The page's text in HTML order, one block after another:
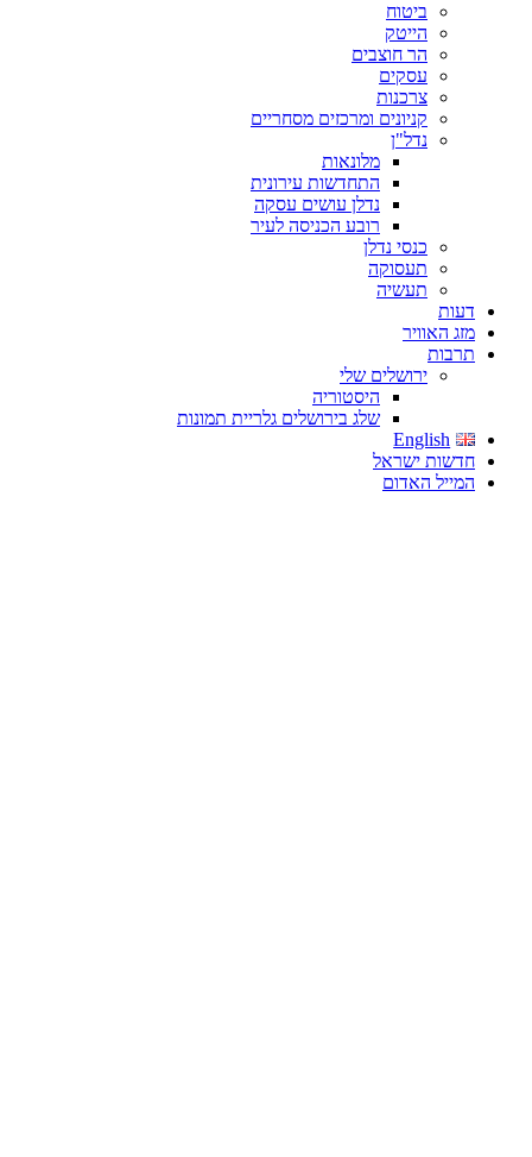
ביטוח
הייטק
הר חוצבים
עסקים
צרכנות
קניונים ומרכזים מסחריים
נדל"ן
מלונאות
התחדשות עירונית
נדלן עושים עסקה
רובע הכניסה לעיר
כנסי נדלן
תעסוקה
תעשיה
דעות
מזג האוויר
תרבות
ירושלים שלי
היסטוריה
שלג בירושלים גלריית תמונות
English
חדשות ישראל
המייל האדום